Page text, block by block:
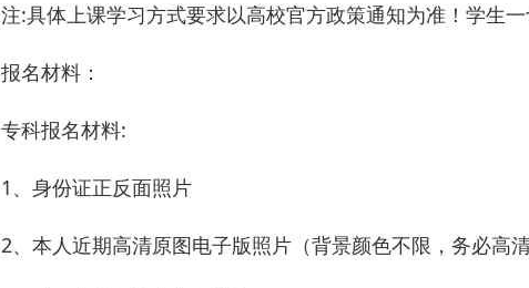
注:具体上课学习方式要求以高校官方政策通知为准！学生
报名材料：
专科报名材料:
1、身份证正反面照片
2、本人近期高清原图电子版照片（背景颜色不限，务必高